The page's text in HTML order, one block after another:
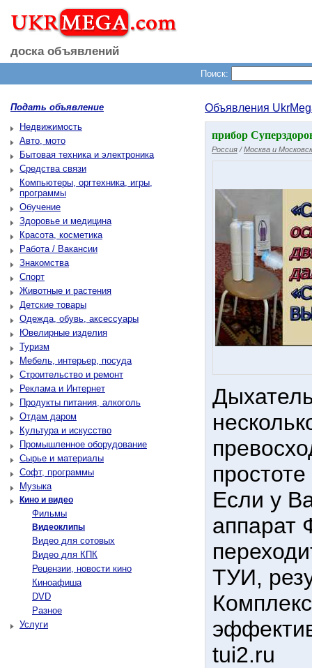
доска объявлений
Поиск:
Подать объявление
Недвижимость
Авто, мото
Бытовая техника и электроника
Средства связи
Компьютеры, оргтехника, игры,
программы
Обучение
Здоровье и медицина
Красота, косметика
Работа / Вакансии
Знакомства
Спорт
Животные и растения
Детские товары
Одежда, обувь, аксессуары
Ювелирные изделия
Туризм
Мебель, интерьер, посуда
Строительство и ремонт
Реклама и Интернет
Продукты питания, алкоголь
Отдам даром
Культура и искусство
Промышленное оборудование
Сырье и материалы
Софт, программы
Музыка
Кино и видео
Фильмы
Видеоклипы
Видео для сотовых
Видео для КПК
Рецензии, новости кино
Киноафиша
DVD
Разное
Услуги
Объявления
прибор
Россия /Москва и
Если у
аппарат
ТУИ,
tui2.ru